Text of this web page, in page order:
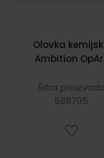
Olovka
Ambition
147055 antracit
Šifra proizvoda
588705